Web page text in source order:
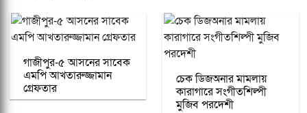
গাজীপুর-৫ আসনের সাবেক
এমপি আখতারুজ্জামান
গ্রেফতার
চেক ডিজঅনার মামলায়
কারাগারে সংগীতশিল্পী
মুজিব পরদেশী